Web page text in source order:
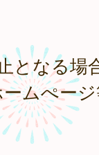
となる場
ムぺー